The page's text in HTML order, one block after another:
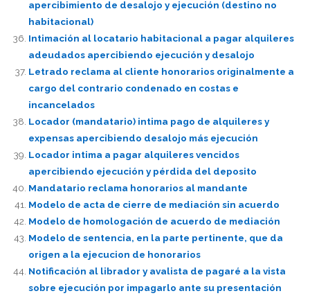
apercibimiento de desalojo y ejecución (destino no
habitacional)
Intimación al locatario habitacional a pagar alquileres
adeudados apercibiendo ejecución y desalojo
Letrado reclama al cliente honorarios originalmente a
cargo del contrario condenado en costas e
incancelados
Locador (mandatario) intima pago de alquileres y
expensas apercibiendo desalojo más ejecución
Locador intima a pagar alquileres vencidos
apercibiendo ejecución y pérdida del deposito
Mandatario reclama honorarios al mandante
Modelo de acta de cierre de mediación sin acuerdo
Modelo de homologación de acuerdo de mediación
Modelo de sentencia, en la parte pertinente, que da
origen a la ejecucion de honorarios
Notificación al librador y avalista de pagaré a la vista
sobre ejecución por impagarlo ante su presentación